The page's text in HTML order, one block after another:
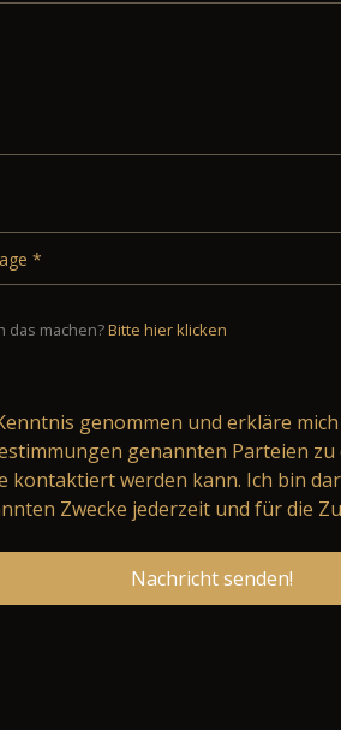
das machen?Bitte hier klicken
genommen und erkläre
genannten Parteien
kontaktiert werden kann. Ich bin
Zwecke jederzeit und für die
Nachricht senden!